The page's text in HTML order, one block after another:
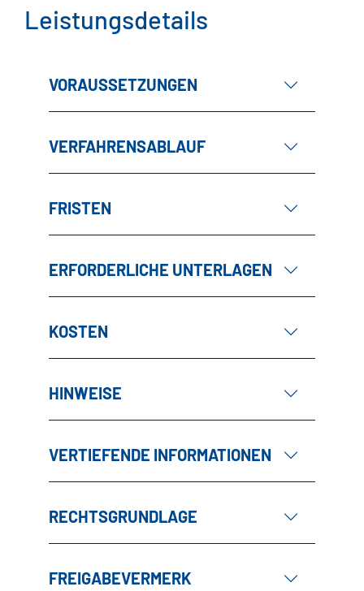
Leistungsdetails
VORAUSSETZUNGEN
VERFAHRENSABLAUF
FRISTEN
ERFORDERLICHE UNTERLAGEN
KOSTEN
HINWEISE
VERTIEFENDE INFORMATIONEN
RECHTSGRUNDLAGE
FREIGABEVERMERK